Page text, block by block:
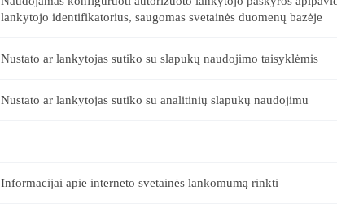
lankytojo identifikatorius, saugomas svetainės duomenų bazėje
Nustato ar lankytojas sutiko su slapukų naudojimo taisyklėmis
Nustato ar lankytojas sutiko su analitinių slapukų naudojimu
Informacijai apie interneto svetainės lankomumą rinkti